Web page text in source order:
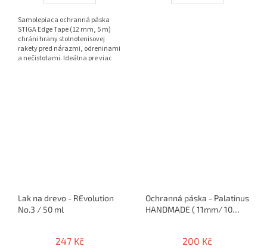
Samolepiaca ochranná páska
STIGA Edge Tape (12 mm, 5 m)
chráni hrany stolnotenisovej
rakety pred nárazmi, odreninami
a nečistotami. Ideálna pre viac
Lak na drevo - REvolution
No.3 / 50 ml
247 Kč
Ochranná páska - Palatinus
HANDMADE ( 11mm/ 10
200 Kč